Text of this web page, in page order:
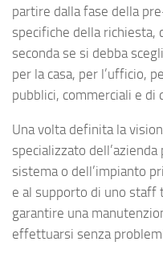
partire dalla fase della
specifiche della
seconda se si debba
per la casa, per l’ufficio,
pubblici, commerciali e di
Una volta definita la
specializzato
sistema o dell’impianto
e al supporto di uno staff
garantire una
effettuarsi senza